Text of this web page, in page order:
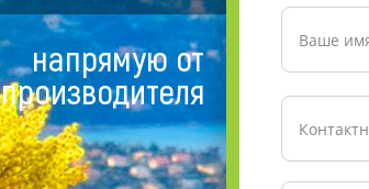
напрямую от
производителя